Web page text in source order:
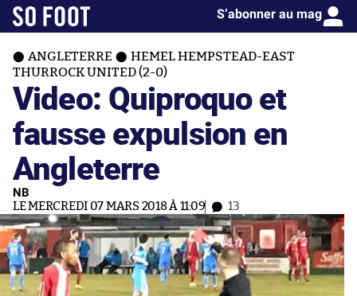
S’abonner au mag
ANGLETERRE
HEMEL HEMPSTEAD-EAST
THURROCK UNITED (2-0)
Video: Quiproquo et
fausse expulsion en
Angleterre
NB
LE MERCREDI 07 MARS 2018 À 11:09 13